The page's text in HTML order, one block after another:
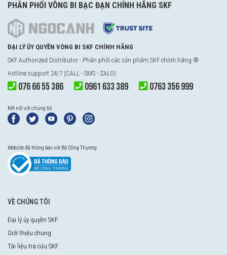
PHÂN PHỐI VÒNG BI BẠC ĐẠN CHÍNH HÃNG SKF
ĐẠI LÝ ỦY QUYỀN VÒNG BI SKF CHÍNH HÃNG
SKF Authorized Distributor - Phân phối các sản phẩm SKF chính hãng ®
Hotline support 24/7 (CALL - SMS - ZALO)
076 66 55 386 0961 633 389 0763 356 999
Kết nối với chúng tôi
Website đã thông báo với Bộ Công Thương
VỀ CHÚNG TÔI
Đại lý ủy quyền SKF
Giới thiệu chung
Tài liệu tra cứu SKF